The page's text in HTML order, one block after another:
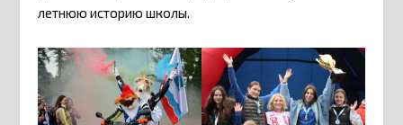
летнюю историю школы.